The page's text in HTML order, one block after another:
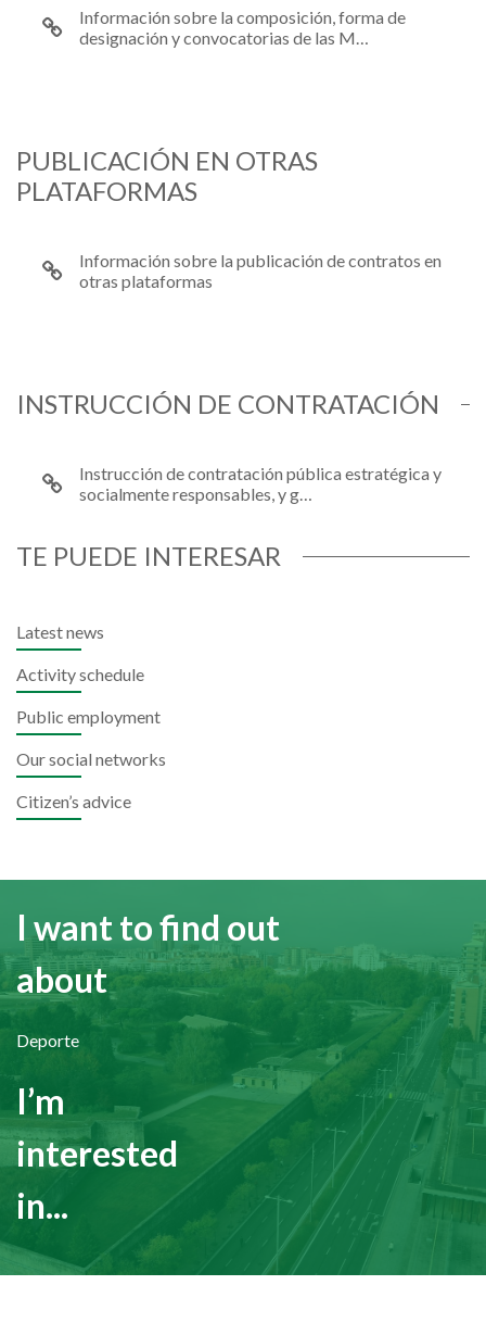
Información sobre la composición, forma de
designación y convocatorias de las M…
PUBLICACIÓN EN OTRAS
PLATAFORMAS
Información sobre la publicación de contratos en
otras plataformas
INSTRUCCIÓN DE CONTRATACIÓN
Instrucción de contratación pública estratégica y
socialmente responsables, y g…
TE PUEDE INTERESAR
Latest news
Activity schedule
Public employment
Our social networks
Citizen’s advice
I want to find out
about
Deporte
I’m
interested
in...